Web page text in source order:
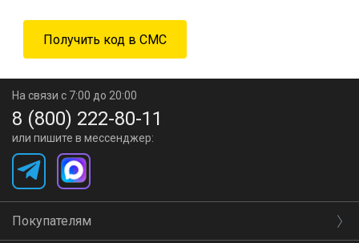
На связи с 7:00 до 20:00
8 (800) 222-80-11
или пишите в мессенджер:
Покупателям